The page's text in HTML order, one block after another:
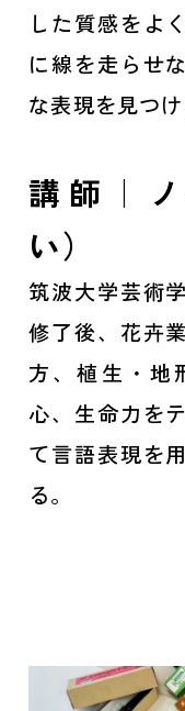
した質感をよ
に線を走らせ
な表現を見つ
講師｜
い）
筑波大学芸術
修了後、花卉
方、植生・地
心、生命力を
て言語表現を
る。